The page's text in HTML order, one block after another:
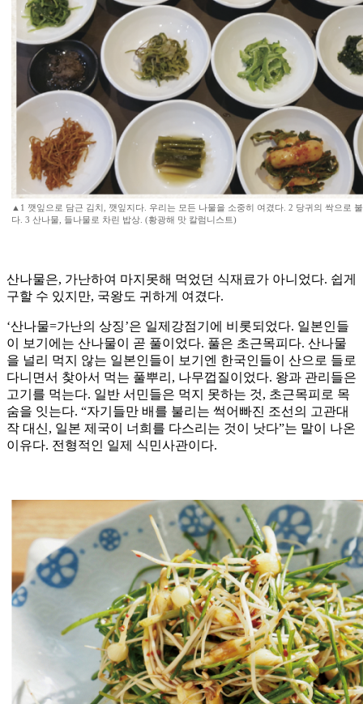
▲1 깻잎으로 담근 김치, 깻잎지다. 우리는 모든 나물을 소중히 여겼다. 2 당귀의 싹으로
다. 3 산나물, 들나물로 차린 밥상. (황광해 맛 칼럼니스트)
산나물은, 가난하여 마지못해 먹었던 식재료가 아니었다. 쉽게
구할 수 있지만, 국왕도 귀하게 여겼다.
‘산나물=가난의 상징’은 일제강점기에 비롯되었다. 일본인들
이 보기에는 산나물이 곧 풀이었다. 풀은 초근목피다. 산나물
을 널리 먹지 않는 일본인들이 보기엔 한국인들이 산으로 들로
다니면서 찾아서 먹는 풀뿌리, 나무껍질이었다. 왕과 관리들은
고기를 먹는다. 일반 서민들은 먹지 못하는 것, 초근목피로 목
숨을 잇는다. “자기들만 배를 불리는 썩어빠진 조선의 고관대
작 대신, 일본 제국이 너희를 다스리는 것이 낫다”는 말이 나온
이유다. 전형적인 일제 식민사관이다.